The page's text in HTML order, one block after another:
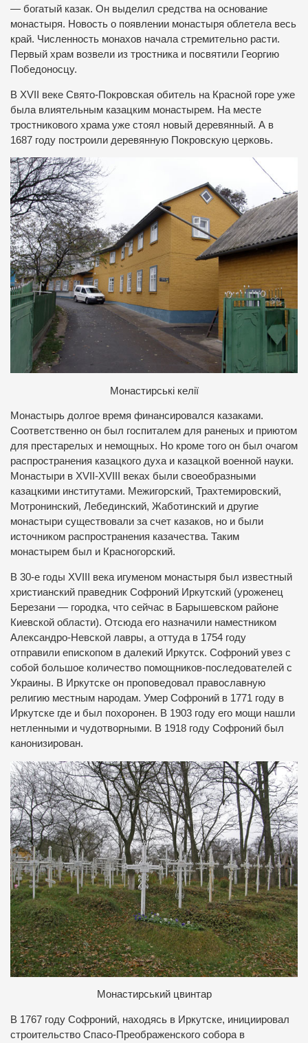
— богатый казак. Он выделил средства на основание
монастыря. Новость о появлении монастыря облетела весь
край. Численность монахов начала стремительно расти.
Первый храм возвели из тростника и посвятили Георгию
Победоносцу.
В XVII веке Свято-Покровская обитель на Красной горе уже
была влиятельным казацким монастырем. На месте
тростникового храма уже стоял новый деревянный. А в
1687 году построили деревянную Покровскую церковь.
Монастирські келії
Монастырь долгое время финансировался казаками.
Соответственно он был госпиталем для раненых и приютом
для престарелых и немощных. Но кроме того он был очагом
распространения казацкого духа и казацкой военной науки.
Монастыри в XVII-XVIII веках были своеобразными
казацкими институтами. Межигорский, Трахтемировский,
Мотронинский, Лебединский, Жаботинский и другие
монастыри существовали за счет казаков, но и были
источником распространения казачества. Таким
монастырем был и Красногорский.
В 30-е годы XVIII века игуменом монастыря был известный
христианский праведник Софроний Иркутский (уроженец
Березани — городка, что сейчас в Барышевском районе
Киевской области). Отсюда его назначили наместником
Александро-Невской лавры, а оттуда в 1754 году
отправили епископом в далекий Иркутск. Софроний увез с
собой большое количество помощников-последователей с
Украины. В Иркутске он проповедовал православную
религию местным народам. Умер Софроний в 1771 году в
Иркутске где и был похоронен. В 1903 году его мощи нашли
нетленными и чудотворными. В 1918 году Софроний был
канонизирован.
Монастирський цвинтар
В 1767 году Софроний, находясь в Иркутске, инициировал
строительство Спасо-Преображенского собора в